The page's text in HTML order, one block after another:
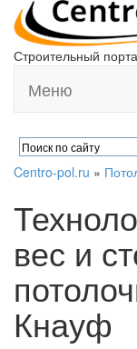
Строительный
Меню
Centro-pol.ru »
вес и
Кнауф